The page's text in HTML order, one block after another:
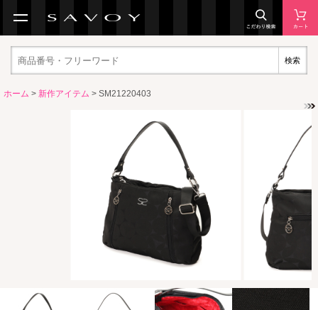
検索
ホーム > 新作アイテム > SM21220403